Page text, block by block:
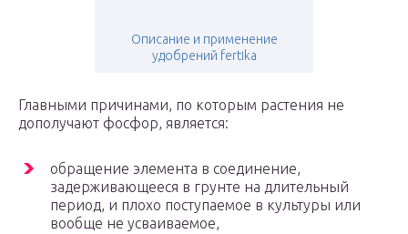
Описание и применение
удобрений fertika
Главными причинами, по которым растения не
дополучают фосфор, является:
обращение элемента в соединение,
задерживающееся в грунте на длительный
период, и плохо поступаемое в культуры или
вообще не усваиваемое,